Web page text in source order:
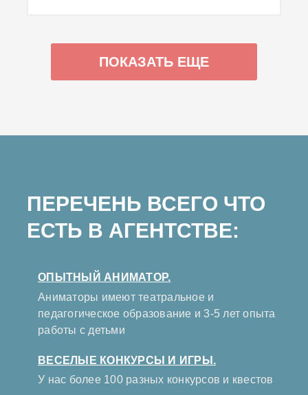
ПОКАЗАТЬ ЕЩЕ
ПЕРЕЧЕНЬ ВСЕГО ЧТО
ЕСТЬ В АГЕНТСТВЕ:
ОПЫТНЫЙ АНИМАТОР.
Аниматоры имеют театральное и
педагогическое образование и 3-5 лет опыта
работы с детьми
ВЕСЕЛЫЕ КОНКУРСЫ И ИГРЫ.
У нас более 100 разных конкурсов и квестов